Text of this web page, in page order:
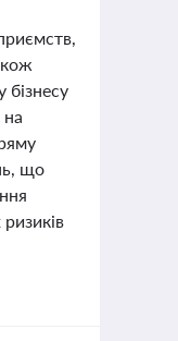
бізнесу
на
що